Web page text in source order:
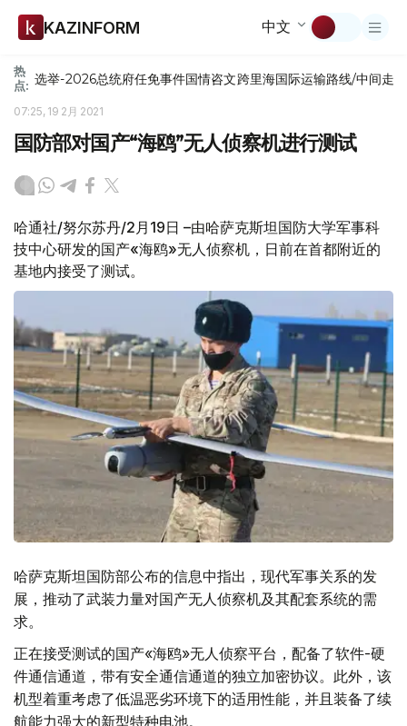
KAZINFORM 中文
热
点: 选举-2026总统府任免事件国情咨文跨里海国际运输路线/中间走廊
07:25, 19 2月 2021
国防部对国产“海鸥”无人侦察机进行测试
哈通社/努尔苏丹/2月19日 –由哈萨克斯坦国防大学军事科
技中心研发的国产«海鸥»无人侦察机，日前在首都附近的
基地内接受了测试。
哈萨克斯坦国防部公布的信息中指出，现代军事关系的发
展，推动了武装力量对国产无人侦察机及其配套系统的需
求。
正在接受测试的国产«海鸥»无人侦察平台，配备了软件-硬
件通信通道，带有安全通信通道的独立加密协议。此外，该
机型着重考虑了低温恶劣环境下的适用性能，并且装备了续
航能力强大的新型特种电池。